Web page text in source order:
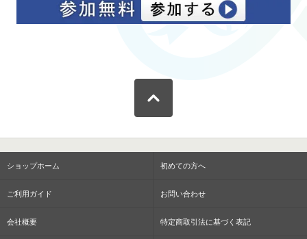
ショップホーム 初めての方へ
ご利用ガイド お問い合わせ
会社概要 特定商取引法に基づく表記